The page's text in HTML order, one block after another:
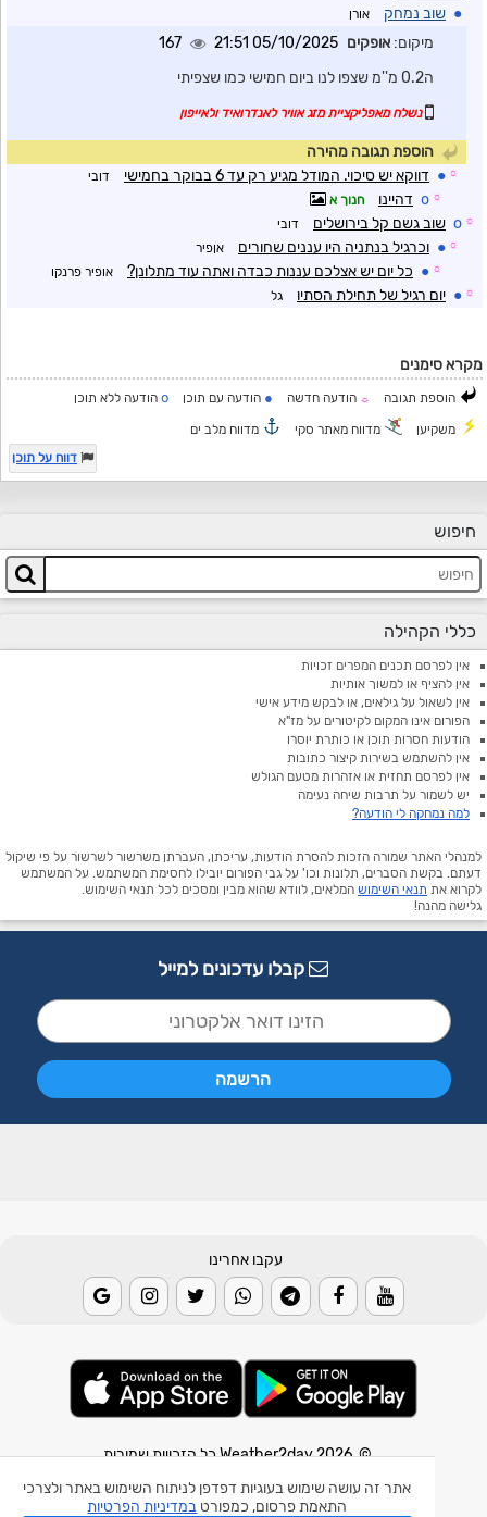
אתר זה עושה שימוש בעוגיות דפדפן לניתוח השימוש באתר ולצרכי
התאמת פרסום, כמפורט במדיניות הפרטיות
● שוב נמחק אורן
מיקום: אופקים 05/10/2025 21:51
167
ה0.2 מ''מ שצפו לנו ביום חמישי כמו שצפיתי
נשלח מאפליקציית מזג אוויר לאנדרואיד ולאייפון
הוספת תגובה מהירה
☼
● דווקא יש סיכוי. המודל מגיע רק עד 6 בבוקר בחמישי דובי
☼
o דהיינו חנוך א
☼
o שוב גשם קל בירושלים דובי
☼
● וכרגיל בנתניה היו עננים שחורים אןפיר
☼
● כל יום יש אצלכם עננות כבדה ואתה עוד מתלונן? אופיר פרנקו
☼
● יום רגיל של תחילת הסתיו גל
מקרא סימנים
הוספת תגובה ☼ הודעה חדשה ● הודעה עם תוכן o הודעה ללא תוכן
משקיען מדווח מאתר סקי
מדווח מלב ים
דווח על תוכן
חיפוש
כללי הקהילה
אין לפרסם תכנים המפרים זכויות
אין להציף או למשוך אותיות
אין לשאול על גילאים, או לבקש מידע אישי
הפורום אינו המקום לקיטורים על מז"א
הודעות חסרות תוכן או כותרת יוסרו
אין להשתמש בשירות קיצור כתובות
אין לפרסם תחזית או אזהרות מטעם הגולש
יש לשמור על תרבות שיחה נעימה
למה נמחקה לי הודעה?
למנהלי האתר שמורה הזכות להסרת הודעות, עריכתן, העברתן משרשור לשרשור על פי שיקול
דעתם. בקשת הסברים, תלונות וכו' על גבי הפורום יובילו לחסימת המשתמש. על המשתמש
לקרוא את תנאי השימוש המלאים, לוודא שהוא מבין ומסכים לכל תנאי השימוש.
גלישה מהנה!
קבלו עדכונים למייל
עקבו אחרינו
© 2026 Weather2day כל הזכויות שמורות
אפליקצית מזג אוויר